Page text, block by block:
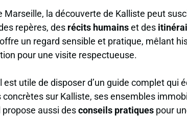
la découverte de Kalliste peut
repères, des récits humainset des
un regard sensible et pratique, mêlant
pour une visite respectueuse.
utile de disposer d’un guide complet qui
sur Kalliste, ses ensembles
aussi desconseils pratiques pour